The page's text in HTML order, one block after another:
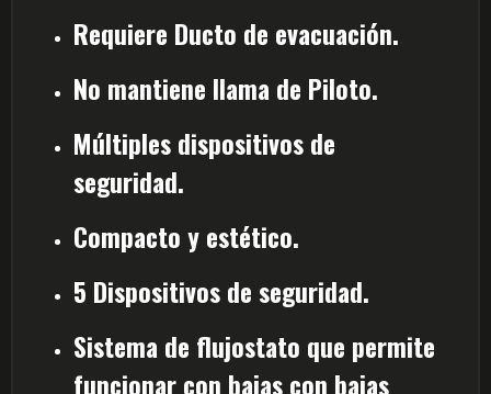
Requiere Ducto de evacuación.
No mantiene llama de Piloto.
Múltiples dispositivos de
seguridad.
Compacto y estético.
5 Dispositivos de seguridad.
Sistema de flujostato que permite
funcionar con bajas con bajas